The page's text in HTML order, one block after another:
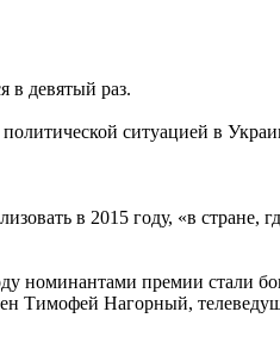
в девятый раз.
ситуацией в
в 2015 году, «в стране,
номинантами премии стали
Тимофей Нагорный,